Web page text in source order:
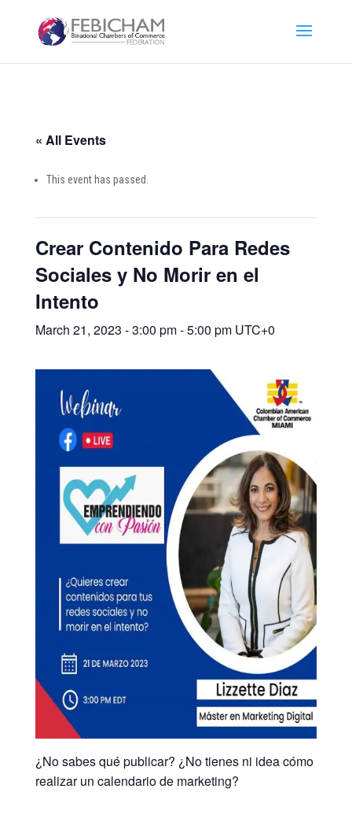
« All Events
This event has passed.
Crear Contenido Para Redes
Sociales y No Morir en el
Intento
March 21, 2023 - 3:00 pm-5:00 pm UTC+0
¿No sabes qué publicar? ¿No tienes ni idea cómo
realizar un calendario de marketing?